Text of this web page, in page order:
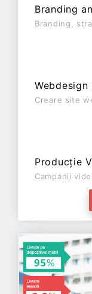
Branding
Branding,
Webdesign
Creare site
Producție
Campanii